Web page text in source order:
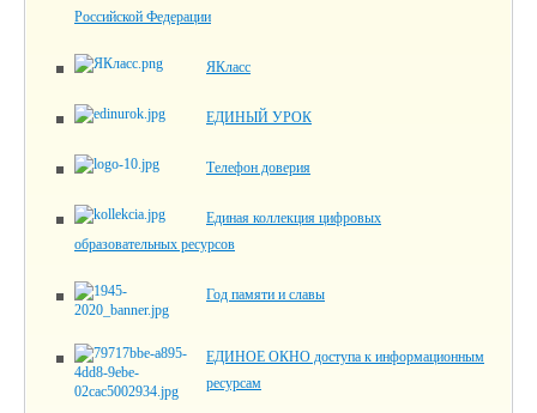
Российской Федерации
ЯКласс
ЕДИНЫЙ УРОК
Телефон доверия
Единая коллекция цифровых
образовательных ресурсов
Год памяти и славы
ЕДИНОЕ ОКНО доступа к информационным
ресурсам